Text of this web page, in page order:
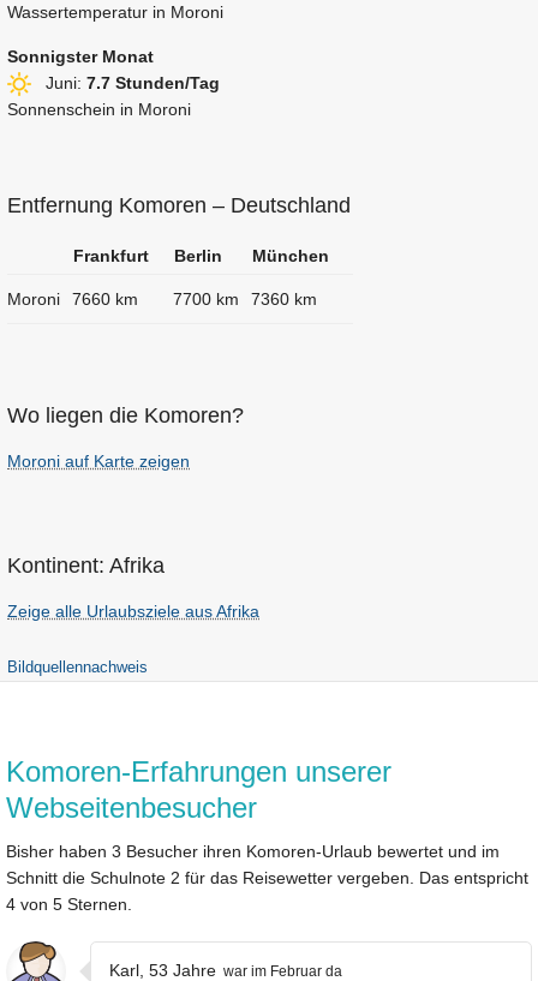
Wassertemperatur in Moroni
Sonnigster Monat
Juni: 7.7 Stunden/Tag
Sonnenschein in Moroni
Entfernung Komoren – Deutschland
Frankfurt Berlin München
Moroni 7660 km 7700 km 7360 km
Wo liegen die Komoren?
Moroni auf Karte zeigen
Kontinent: Afrika
Zeige alle Urlaubsziele aus Afrika
Bildquellennachweis
Komoren-Erfahrungen unserer
Webseitenbesucher
Bisher haben 3 Besucher ihren Komoren-Urlaub bewertet und im
Schnitt die Schulnote 2 für das Reisewetter vergeben. Das entspricht
4 von 5 Sternen.
Karl, 53 Jahre war im Februar da